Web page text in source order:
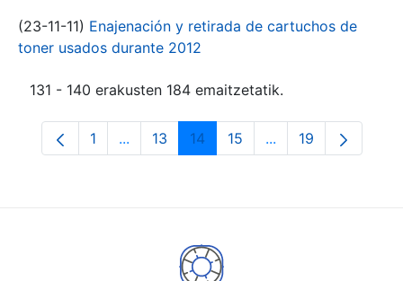
(23-11-11) Enajenación y retirada de cartuchos de
toner usados durante 2012
131 - 140 erakusten 184 emaitzetatik.
Orrialdea
1 ...Intermediate Pages Use TAB to navigate.
Orrialdea
13 Orrialdea
14 Orrialdea
15 ...Intermediate
Orrialdea
19